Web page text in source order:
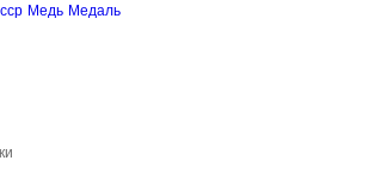
Медь Медаль